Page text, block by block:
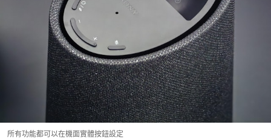
所有功能都可以在機面實體按鈕設定